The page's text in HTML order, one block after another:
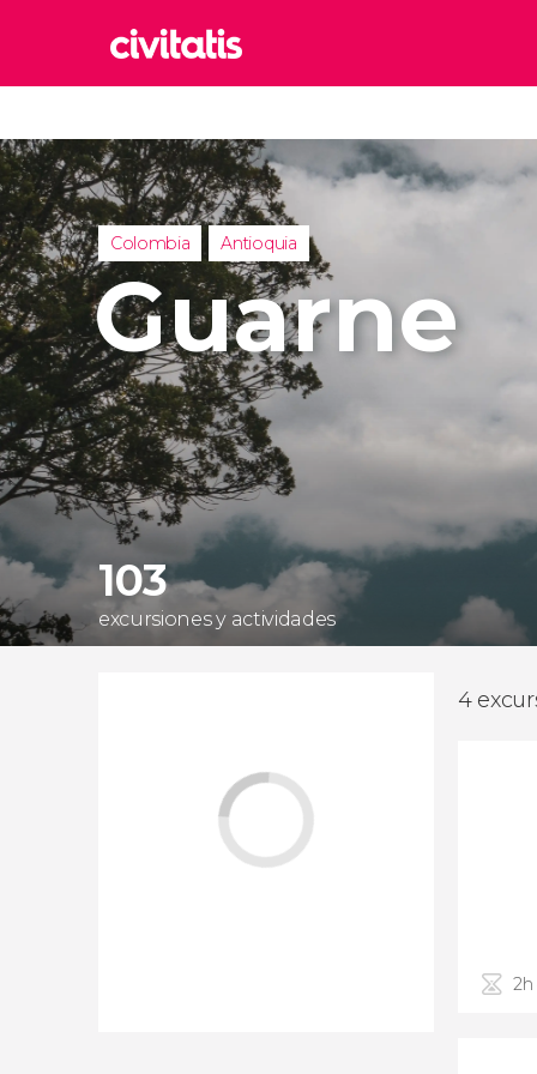
Italia
Turquía
Colombia Antioquia
Guarne
103
excursiones y actividades
4
2h